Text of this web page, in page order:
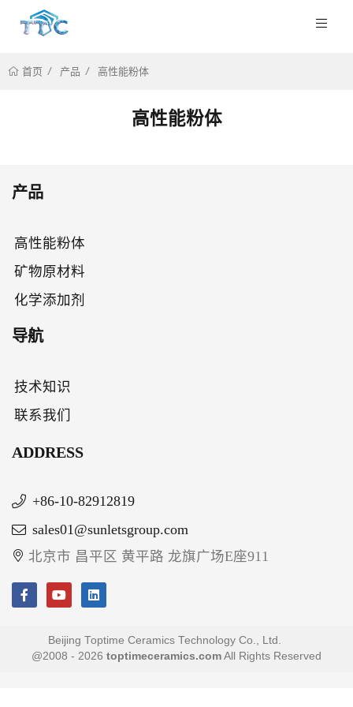
首页 产品 高性能粉体
高性能粉体
产品
高性能粉体
矿物原材料
化学添加剂
导航
技术知识
联系我们
ADDRESS
+86-10-82912819
sales01@sunletsgroup.com
北京市 昌平区 黄平路 龙旗广场E座911
Beijing Toptime Ceramics Technology Co., Ltd.
@2008 - 2026 toptimeceramics.com All Rights Reserved